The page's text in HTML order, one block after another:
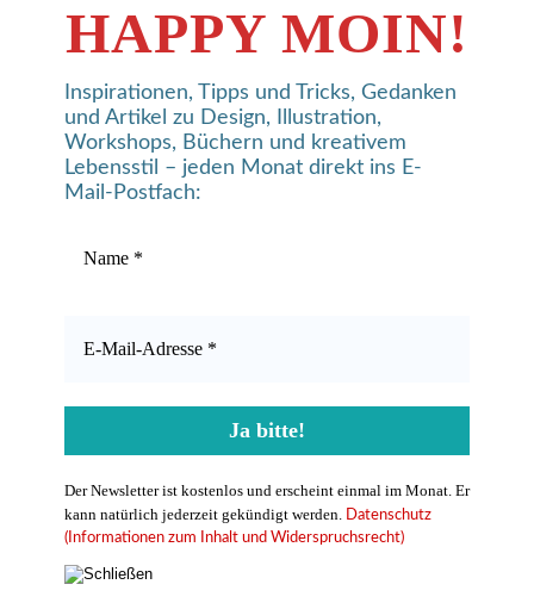
HAPPY MOIN!
Inspirationen, Tipps und Tricks, Gedanken
und Artikel zu Design, Illustration,
Workshops, Büchern und kreativem
Lebensstil – jeden Monat direkt ins E-
Mail-Postfach:
Der Newsletter ist kostenlos und erscheint einmal im Monat. Er
kann natürlich jederzeit gekündigt werden.
Datenschutz
(Informationen zum Inhalt und Widerspruchsrecht)